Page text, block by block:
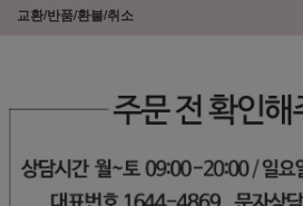
교환/반품/환불/취소